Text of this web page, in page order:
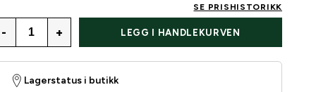
SE PRISHISTORIKK
- + LEGG I HANDLEKURVEN
Lagerstatus i butikk